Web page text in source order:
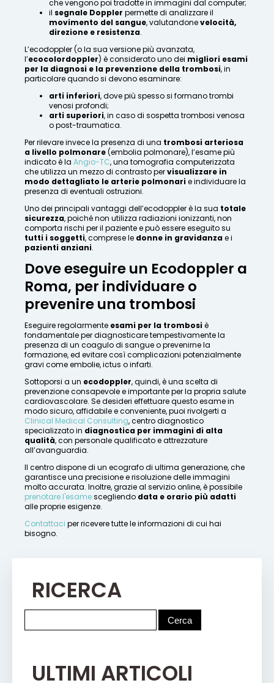
che vengono poi tradotte in immagini dal computer;
il segnale Doppler permette di analizzare il
movimento del sangue, valutandonevelocità,
direzione e resistenza.
L’ecodoppler (o la sua versione più avanzata,
l’ecocolordoppler) è considerato uno dei migliori esami
per la diagnosi e la prevenzione della trombosi, in
particolare quando si devono esaminare:
arti inferiori, dove più spesso si formano trombi
venosi profondi;
arti superiori, in caso di sospetta trombosi venosa
o post-traumatica.
Per rilevare invece la presenza di una trombosi arteriosa
a livello polmonare(embolia polmonare), l’esame più
indicato è la Angio-TC, una tomografia computerizzata
che utilizza un mezzo di contrasto pervisualizzare in
modo dettagliato le arterie polmonarie individuare la
presenza di eventuali ostruzioni.
Uno dei principali vantaggi dell’ecodoppler è la sua totale
sicurezza, poiché non utilizza radiazioni ionizzanti, non
comporta rischi per il paziente e può essere eseguito su
tutti i soggetti, comprese le donne in gravidanzae i
pazienti anziani.
Dove eseguire un Ecodoppler a
Roma, per individuare o
prevenire una trombosi
Eseguire regolarmente esami per la trombosiè
fondamentale per diagnosticare tempestivamente la
presenza di un coagulo di sangue o prevenirne la
formazione, ed evitare così complicazioni potenzialmente
gravi come embolie, ictus o infarti.
Sottoporsi a un ecodoppler, quindi, è una scelta di
prevenzione consapevole e importante per la propria salute
cardiovascolare. Se desideri effettuare questo esame in
modo sicuro, affidabile e conveniente, puoi rivolgerti a
Clinical Medical Consulting, centro diagnostico
specializzato in diagnostica per immagini di alta
qualità, con personale qualificato e attrezzature
all’avanguardia.
Il centro dispone di un ecografo di ultima generazione, che
garantisce una precisione e risoluzione delle immagini
molto accurata. Inoltre, grazie al servizio online, è possibile
prenotare l'esamescegliendo data e orario più adatti
alle proprie esigenze.
Contattaci per ricevere tutte le informazioni di cui hai
bisogno.
RICERCA
ULTIMI ARTICOLI